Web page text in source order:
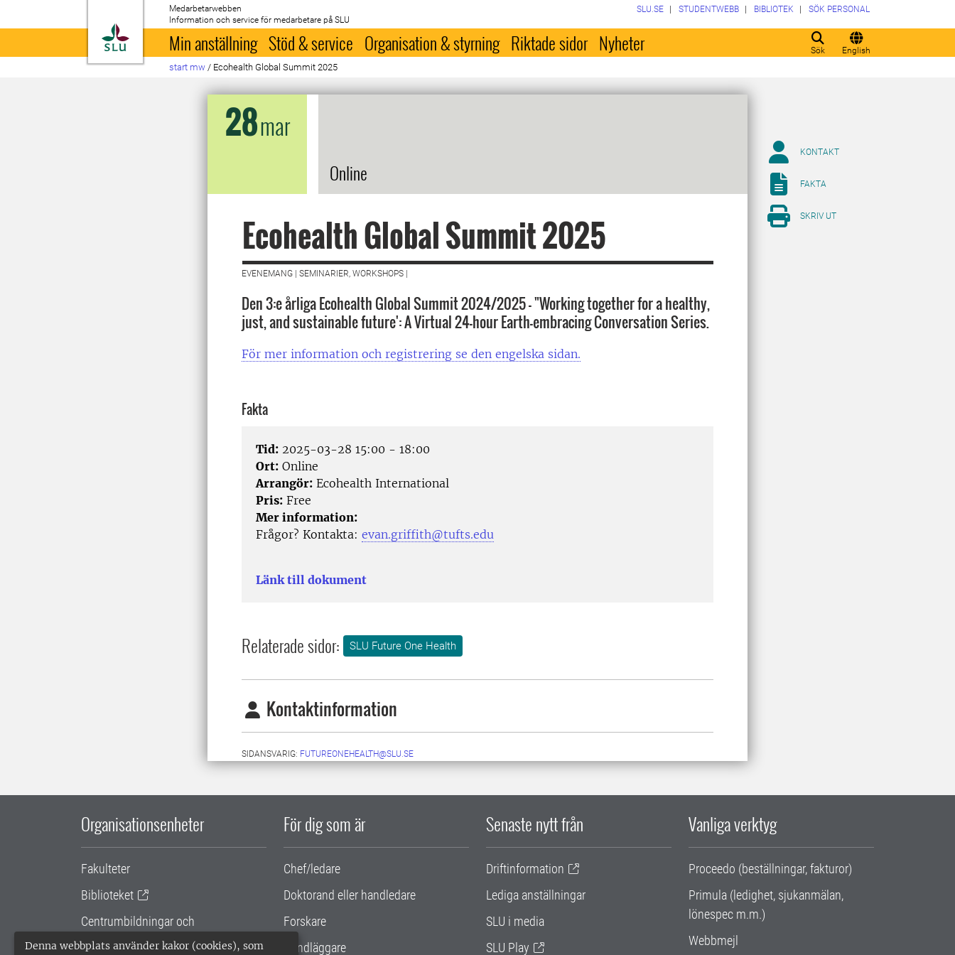
Denna webbplats använder kakor (cookies), som
Till startsida
Medarbetarwebben
Information och service för medarbetare på SLU
Sök English
SLU.SE STUDENTWEBB BIBLIOTEK SÖK PERSONAL
Min anställning Stöd & service Organisation & styrning Riktade sidor Nyheter
start mw / Ecohealth Global Summit 2025
28mar
Online
Ecohealth Global Summit 2025
EVENEMANG | SEMINARIER, WORKSHOPS |
Den 3:e årliga Ecohealth Global Summit 2024/2025 - "Working together for a healthy,
just, and sustainable future': A Virtual 24-hour Earth-embracing Conversation Series.
För mer information och registrering se den engelska sidan.
Fakta
Tid: 2025-03-28 15:00 - 18:00
Ort: Online
Arrangör: Ecohealth International
Pris: Free
Mer information:
Frågor? Kontakta: evan.griffith@tufts.edu
Länk till dokument
Relaterade sidor: SLU Future One Health
Kontaktinformation
SIDANSVARIG: FUTUREONEHEALTH@SLU.SE
KONTAKT
FAKTA
SKRIV UT
Organisationsenheter
Fakulteter
Biblioteket
Centrumbildningar och
samarbetsprojekt
För dig som är
Chef/ledare
Doktorand eller handledare
Forskare
Handläggare
Senaste nytt från
Driftinformation
Lediga anställningar
SLU i media
SLU Play
Vanliga verktyg
Proceedo (beställningar, fakturor)
Primula (ledighet, sjukanmälan,
lönespec m.m.)
Webbmejl